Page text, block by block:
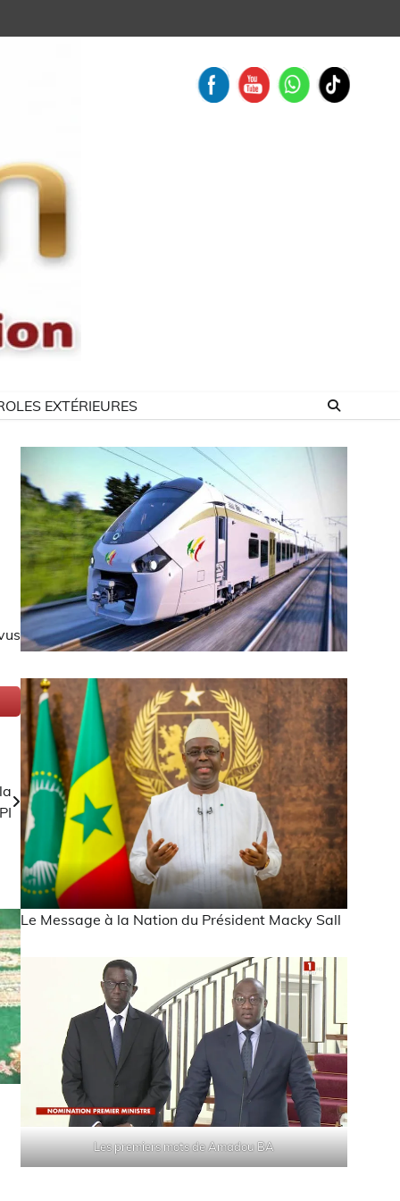
EXTÉRIEURES
Le Message à la Nation du Président Macky Sall
Les premiers mots de Amadou BA